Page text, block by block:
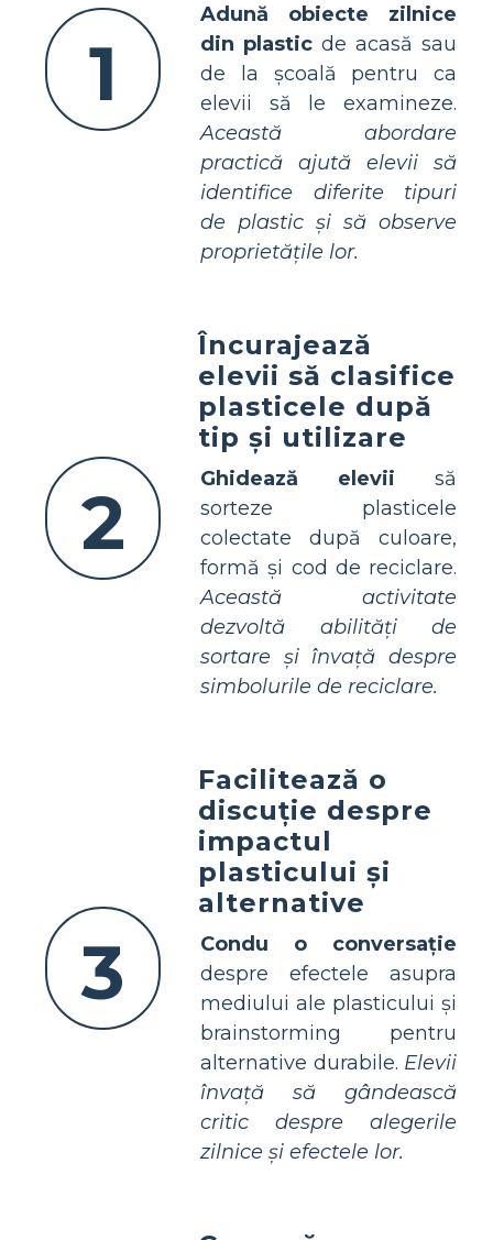
1
Adună obiecte zilnice
din plastic de acasă sau
de la școală pentru ca
elevii să le examineze.
Această abordare
practică ajută elevii să
identifice diferite tipuri
de plastic și să observe
proprietățile lor.
2
Încurajează
elevii să clasifice
plasticele după
tip și utilizare
Ghidează elevii să
sorteze plasticele
colectate după culoare,
formă și cod de reciclare.
Această activitate
dezvoltă abilități de
sortare și învață despre
simbolurile de reciclare.
3
Facilitează o
discuție despre
impactul
plasticului și
alternative
Condu o conversație
despre efectele asupra
mediului ale plasticului și
brainstorming pentru
alternative durabile. Elevii
învață să gândească
critic despre alegerile
zilnice și efectele lor.